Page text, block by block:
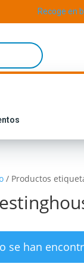
Recoge en
/ Productos
se han